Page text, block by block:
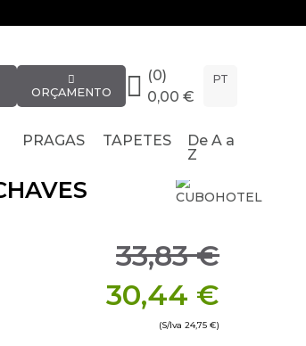
ORÇAMENTO
(0)
0,00 €
PT
PRAGAS TAPETES
De A a
Z
33,83 €
30,44 €
(S/Iva 24,75 €)